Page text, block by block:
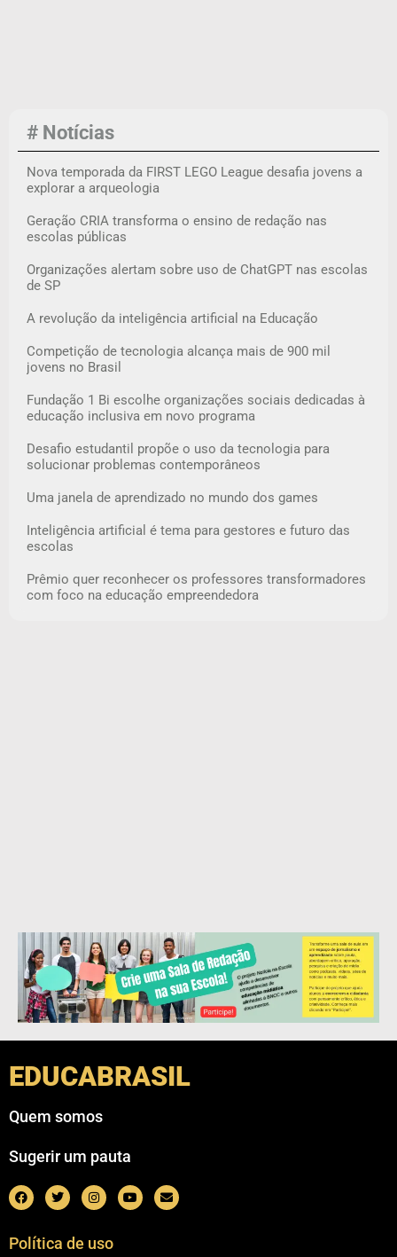
# Notícias
Nova temporada da FIRST LEGO League desafia jovens a
explorar a arqueologia
Geração CRIA transforma o ensino de redação nas
escolas públicas
Organizações alertam sobre uso de ChatGPT nas escolas
de SP
A revolução da inteligência artificial na Educação
Competição de tecnologia alcança mais de 900 mil
jovens no Brasil
Fundação 1 Bi escolhe organizações sociais dedicadas à
educação inclusiva em novo programa
Desafio estudantil propõe o uso da tecnologia para
solucionar problemas contemporâneos
Uma janela de aprendizado no mundo dos games
Inteligência artificial é tema para gestores e futuro das
escolas
Prêmio quer reconhecer os professores transformadores
com foco na educação empreendedora
EDUCABRASIL
Quem somos
Sugerir um pauta
Política de uso